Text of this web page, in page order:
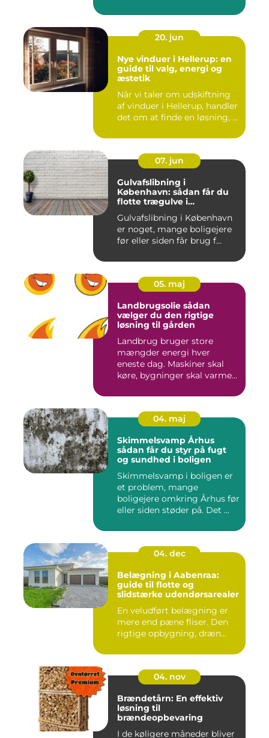
20. jun
Nye vinduer i Hellerup: en
guide til valg, energi og
æstetik
Når vi taler om udskiftning
af vinduer i Hellerup, handler
det om at finde en løsning, ...
07. jun
Gulvafslibning i
København: sådan får du
flotte trægulve i
Gulvafslibning i København
er noget, mange boligejere
før eller siden får brug f...
05. maj
Landbrugsolie sådan
vælger du den rigtige
løsning til gården
Landbrug bruger store
mængder energi hver
eneste dag. Maskiner skal
køre, bygninger skal varmes
04. maj
Skimmelsvamp Århus
sådan får du styr på fugt
og sundhed i boligen
Skimmelsvamp i boligen er
et problem, mange
boligejere omkring Århus før
eller siden støder på. Det ...
04. dec
Belægning i Aabenraa:
guide til flotte og
slidstærke udendørsarealer
En veludført belægning er
mere end pæne fliser. Den
rigtige opbygning, dræn...
04. nov
Brændetårn: En effektiv
løsning til
brændeopbevaring
I de køligere måneder bliver